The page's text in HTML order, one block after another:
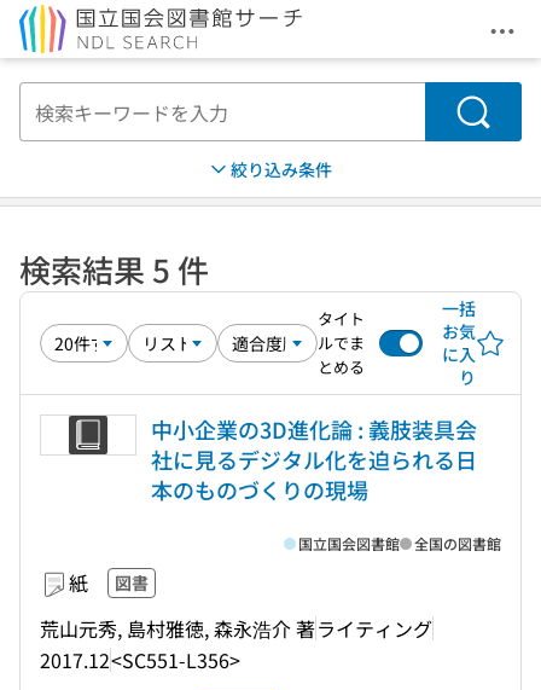
メ
検索
絞り込み条件
検索結果 5 件
タイト
ルでま
とめる
一括
お気
に入
り
中小企業の3D進化論 : 義肢装具会
社に見るデジタル化を迫られる日
本のものづくりの現場
紙 図書
荒山元秀, 島村雅徳, 森永浩介 著ライティング
2017.12<SC551-L356>
国立国会図書館 全国の図書館